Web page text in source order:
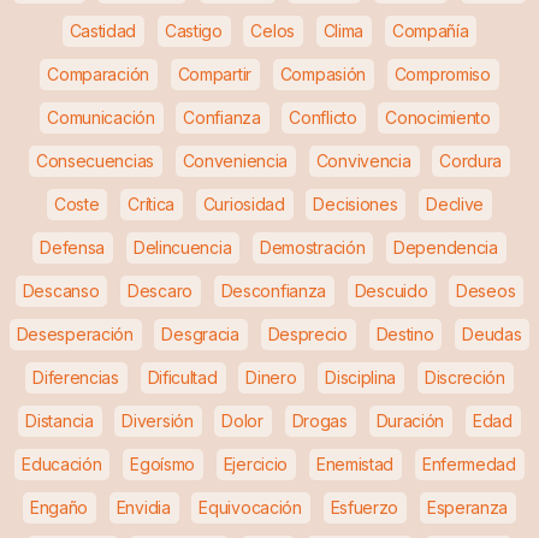
Castidad Castigo Celos Clima Compañía
Comparación Compartir Compasión Compromiso
Comunicación Confianza Conflicto Conocimiento
Consecuencias Conveniencia Convivencia Cordura
Coste Crítica Curiosidad Decisiones Declive
Defensa Delincuencia Demostración Dependencia
Descanso Descaro Desconfianza Descuido Deseos
Desesperación Desgracia Desprecio Destino Deudas
Diferencias Dificultad Dinero Disciplina Discreción
Distancia Diversión Dolor Drogas Duración Edad
Educación Egoísmo Ejercicio Enemistad Enfermedad
Engaño Envidia Equivocación Esfuerzo Esperanza